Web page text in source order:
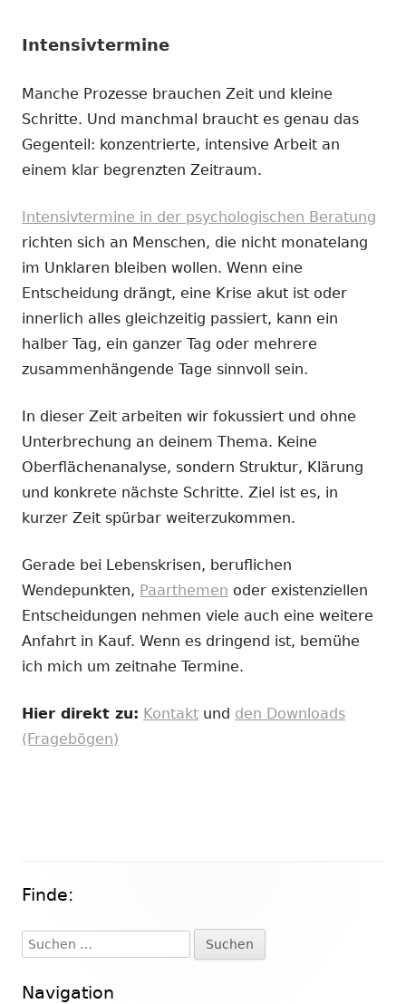
Intensivtermine
Manche Prozesse brauchen Zeit und kleine
Schritte. Und manchmal braucht es genau das
Gegenteil: konzentrierte, intensive Arbeit an
einem klar begrenzten Zeitraum.
Intensivtermine in der psychologischen Beratung
richten sich an Menschen, die nicht monatelang
im Unklaren bleiben wollen. Wenn eine
Entscheidung drängt, eine Krise akut ist oder
innerlich alles gleichzeitig passiert, kann ein
halber Tag, ein ganzer Tag oder mehrere
zusammenhängende Tage sinnvoll sein.
In dieser Zeit arbeiten wir fokussiert und ohne
Unterbrechung an deinem Thema. Keine
Oberflächenanalyse, sondern Struktur, Klärung
und konkrete nächste Schritte. Ziel ist es, in
kurzer Zeit spürbar weiterzukommen.
Gerade bei Lebenskrisen, beruflichen
Wendepunkten, Paarthemen oder existenziellen
Entscheidungen nehmen viele auch eine weitere
Anfahrt in Kauf. Wenn es dringend ist, bemühe
ich mich um zeitnahe Termine.
Hier direkt zu: Kontakt und den Downloads
(Fragebögen)
Haupt-
Seitenleiste
Finde:
Suchen
nach:
Navigation